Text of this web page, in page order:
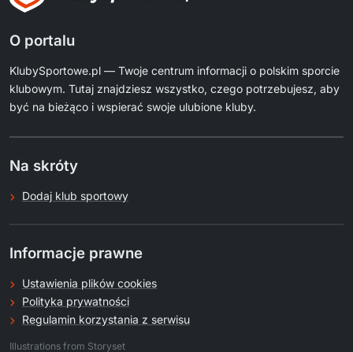
O portalu
KlubySportowe.pl — Twoje centrum informacji o polskim sporcie
klubowym. Tutaj znajdziesz wszystko, czego potrzebujesz, aby
być na bieżąco i wspierać swoje ulubione kluby.
Na skróty
Dodaj klub sportowy
Informacje prawne
Ustawienia plików cookies
Polityka prywatności
Regulamin korzystania z serwisu
Illustrations from Storyset